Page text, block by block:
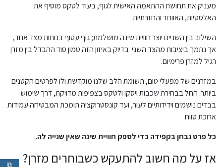
מעניק את תחושת ההתאמה האישית לגוף, בעוד לטקס מוסיף את
האלסטיות, האוורור והחזרתיות.
השילוב בין השניים יוצר חוויית שינה מושלמת; גוף עטוף בנוחות מצד אחד,
אך נתמך ביציבות מהצד השני. בדיוק באיזון הזה טמון סוד ההבדל בין מזרן
רגיל למזרן פרימיום.
במזרנים של מפעלי טום, תשומת הלב שלנו מוקדשת ולו לפרטים הקטנים
ביותר: החל בבחירת שכבות ויסקו ולטקס בצפיפות מדויקת, דרך שימוש
בבדים נושמים וידידותיים לעור, ועד קונסטרוקציה תומכת המבטיחה עמידות
ארוכת טווח.
כל פרט נבחן בקפידה כדי לספק חוויית שינה שאין שנייה לה.
אז על מה חשוב להתעקש כשבוחרים מזרן?